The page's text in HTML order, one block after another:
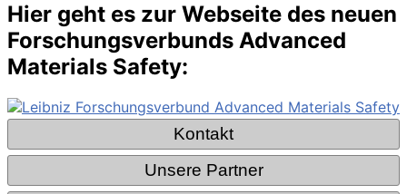
Hier geht es zur Webseite des neuen
Forschungsverbunds Advanced
Materials Safety: